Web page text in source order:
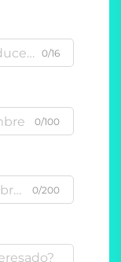
0/16
0/100
0/200